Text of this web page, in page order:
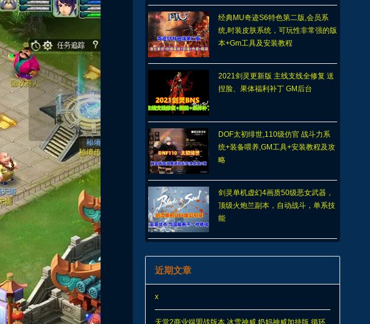
经典MU奇迹S6特色第二版,会员系
统,时装皮肤系统，可玩性非常强的版
本+Gm工具及安装教程
2021剑灵更新版 主线支线全修复 送
捏脸、果体福利补丁 GM后台
DOF太初绯世,110级仿官 战斗力系
统+装备喂养,GM工具+安装教程及攻
略
剑灵单机虚幻4画质50级恶女武器，
顶级火炮兰副本，自动战斗，单系技
能
近期文章
x
天堂2商业端盟战版本,冰雪神威,奶妈神威加持版,循环